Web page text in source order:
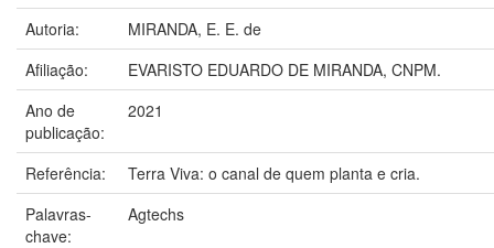
Autoria:
MIRANDA, E. E. de
Afiliação:
EVARISTO EDUARDO DE MIRANDA, CNPM.
Ano de
publicação:
2021
Referência:
Terra Viva: o canal de quem planta e cria.
Palavras-
chave:
Agtechs